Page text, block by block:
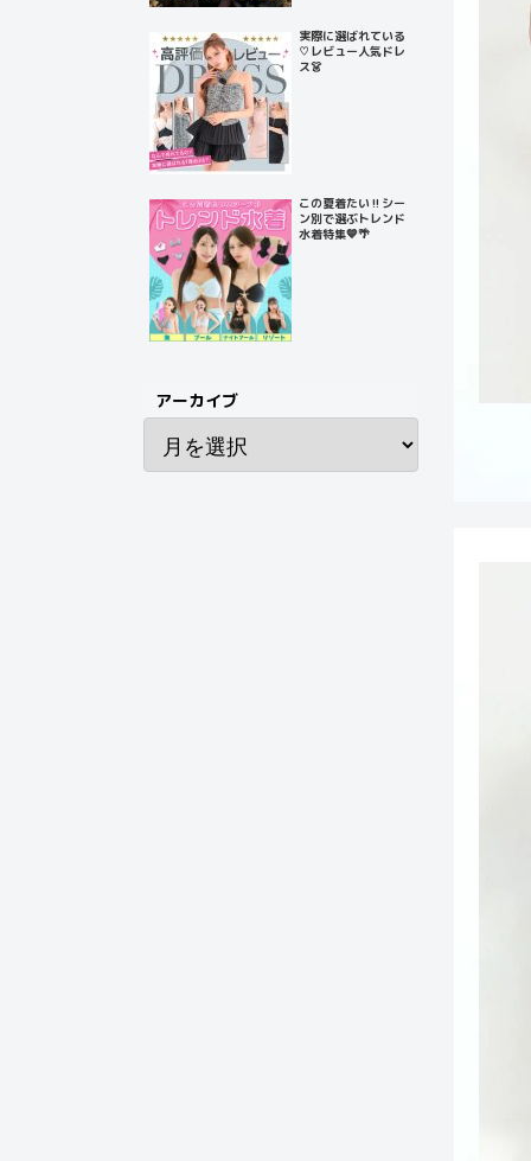
実際に選ばれている
♡レビュー人気ドレ
ス👗
この夏着たい‼️シー
ン別で選ぶトレンド
水着特集💙🌴
アーカイブ